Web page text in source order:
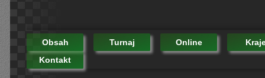
Obsah Turnaj Online
Kontakt